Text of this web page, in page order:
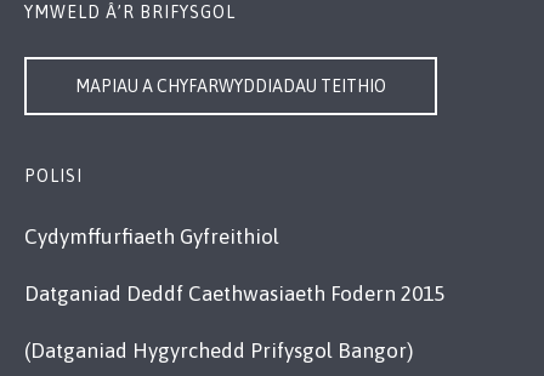
YMWELD Â’R BRIFYSGOL
MAPIAU A CHYFARWYDDIADAU TEITHIO
POLISI
Cydymffurfiaeth Gyfreithiol
Datganiad Deddf Caethwasiaeth Fodern 2015
(Datganiad Hygyrchedd Prifysgol Bangor)